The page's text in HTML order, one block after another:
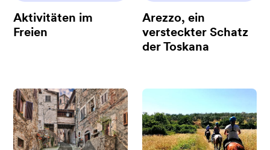
Aktivitäten im
Freien
Arezzo, ein
versteckter Schatz
der Toskana